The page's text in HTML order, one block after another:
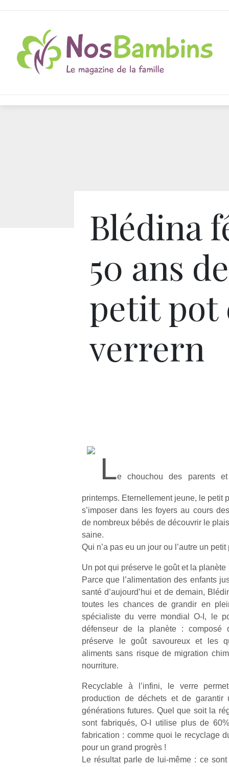
Blédina
50 ans
petit pot
verrern
Le chouchou des parents
printemps. Eternellement jeune, le petit
s’imposer dans les foyers au cours
de nombreux bébés de découvrir le
saine.
Qui n’a pas eu un jour ou l’autre un
Un pot qui préserve le goût et la planète
Parce que l’alimentation des enfants
santé d’aujourd’hui et de demain,
toutes les chances de grandir en
spécialiste du verre mondial O-I, le
défenseur de la planète : composé
préserve le goût savoureux et les
aliments sans risque de migration
nourriture.
Recyclable à l’infini, le verre
production de déchets et de garantir
générations futures. Quel que soit la
sont fabriqués, O-I utilise plus de
fabrication : comme quoi le recyclage
pour un grand progrès !
Le résultat parle de lui-même : ce